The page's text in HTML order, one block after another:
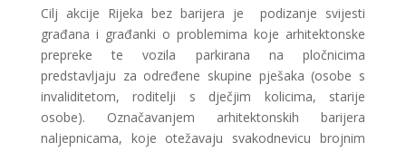
Cilj akcije Rijeka bez barijera je podizanje svijesti
građana i građanki o problemima koje arhitektonske
prepreke te vozila parkirana na pločnicima
predstavljaju za određene skupine pješaka (osobe s
invaliditetom, roditelji s dječjim kolicima, starije
osobe). Označavanjem arhitektonskih barijera
naljepnicama, koje otežavaju svakodnevicu brojnim